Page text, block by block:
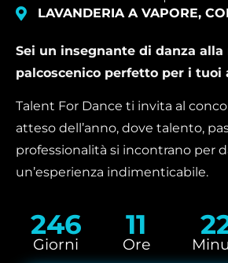
LAVANDERIA A VAPORE,
Sei un insegnante di danza alla
palcoscenico perfetto per i tuoi
Talent For Dance ti invita al
atteso dell’anno, dove talento,
professionalità si incontrano per
un’esperienza indimenticabile.
246
Giorni
11
Ore